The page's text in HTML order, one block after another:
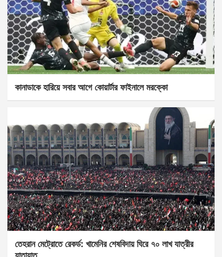
কানাডাকে হারিয়ে সবার আগে কোয়ার্টার ফাইনালে মরক্কো
তেহরান মেট্রোতে রেকর্ড: খামেনির শেষবিদায় ঘিরে ৭০ লাখ যাত্রীর